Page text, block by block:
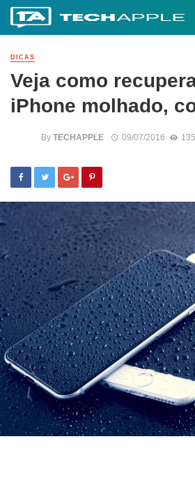
DICAS
Veja como
iPhone molhado,
By TECHAPPLE 09/07/2016